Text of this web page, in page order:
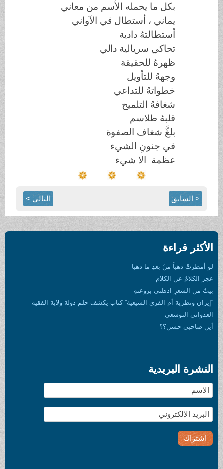
بكل ما يحمله الأسم من معاني
يماني ، أستطال في الآواني
أستطالتهُ دادية
تحاكي سريالية دالي
ظهرهُ للحقيقة
وجههُ للتأويل
خطواتهُ للتداعي
شغافهُ التلميح
قلبهُ طلاسم
بلغَّ شغاف الصفوة
في جنونِ الشيء
عظمة الا شيء
< السابق التالي >
الأكثر قراءة
لو أمطرتْ ذهباً منْ بعدِ ما ذهبا
عجز الكلامُ عن الكلام
بيتٌ من الشعرِ اذهلني بروعتهِ
“إيران ونظرية أم القرى الشيعية” كتاب يكشف حلم دولة ولاية الفقيه
العدواني التوسعي
أين صاحبي حسن؟؟
النشرة البريدية